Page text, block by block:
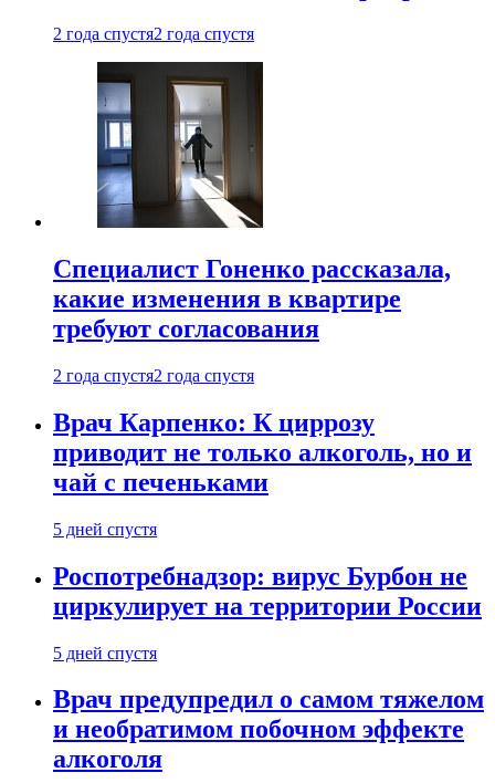
2 года спустя2 года спустя
Специалист Гоненко рассказала,
какие изменения в квартире
требуют согласования
2 года спустя2 года спустя
Врач Карпенко: К циррозу
приводит не только алкоголь, но и
чай с печеньками
5 дней спустя
Роспотребнадзор: вирус Бурбон не
циркулирует на территории России
5 дней спустя
Врач предупредил о самом тяжелом
и необратимом побочном эффекте
алкоголя